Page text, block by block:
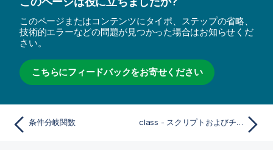
このページまたはコンテンツにタイポ、ステップの省略、
技術的エラーなどの問題が見つかった場合はお知らせくだ
さい。
こちらにフィードバックをお寄せください
条件分岐関数 class - スクリプトおよびチャート関数